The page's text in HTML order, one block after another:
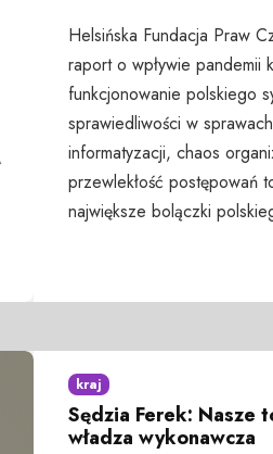
Helsińska Fundacja Praw
raport o wpływie pandemii
funkcjonowanie polskiego
sprawiedliwości w
informatyzacji, chaos
przewlekłość postępowań
największe bolączki
kraj
Sędzia Ferek: Nasze
władza wykonawcza